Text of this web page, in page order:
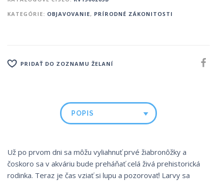
KATEGÓRIE: OBJAVOVANIE, PRÍRODNÉ ZÁKONITOSTI
PRIDAŤ DO ZOZNAMU ŽELANÍ
POPIS
Už po prvom dni sa môžu vyliahnuť prvé žiabronôžky a
čoskoro sa v akváriu bude preháňať celá živá prehistorická
rodinka. Teraz je čas vziať si lupu a pozorovať! Larvy sa